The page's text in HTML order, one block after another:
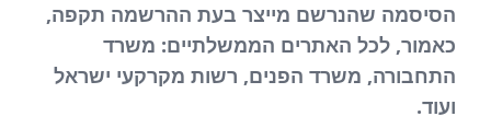
הסיסמה שהנרשם מייצר בעת ההרשמה תקפה,
כאמור, לכל האתרים הממשלתיים: משרד
התחבורה, משרד הפנים, רשות מקרקעי ישראל
ועוד.